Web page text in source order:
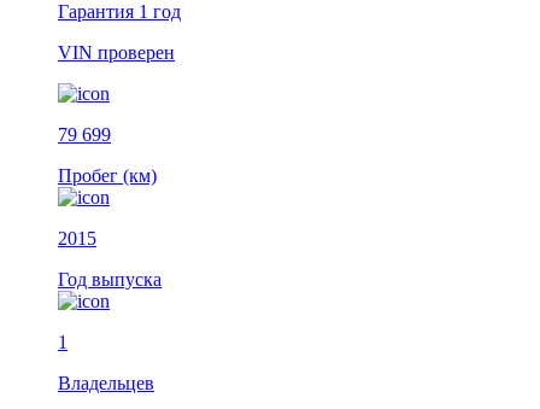
Гарантия 1 год
VIN проверен
79 699
Пробег (км)
2015
Год выпуска
1
Владельцев